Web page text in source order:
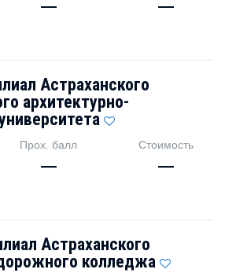
— —
Астраханского
архитектурно-
Прох. балл
—
Стоимость
—
Астраханского
колледжа